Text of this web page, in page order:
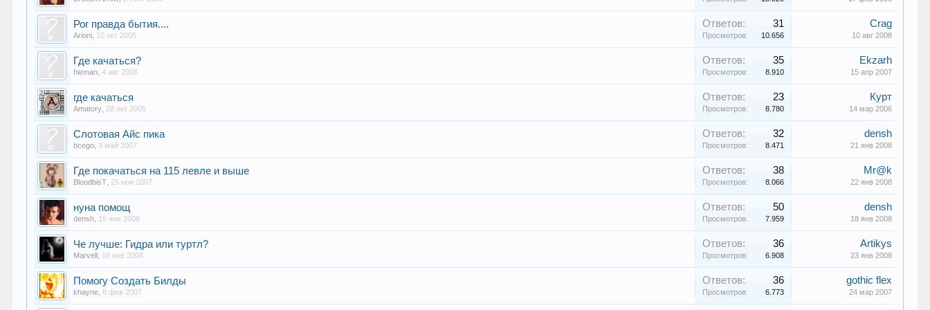
Рог правда бытия....
Arioni 10 окт 2005
Ответов: 31
Просмотров: 10.656
Crag
10 авг 2008
Где качаться?
hieman ,4 авг 2006
Ответов: 35
Просмотров: 8.910
Ekzarh
15 апр 2007
где качаться
Amatory 28 окт 2005
Ответов: 23
Просмотров: 8.780
Курт
14 мар 2006
Слотовая Айс пика
bcego 3 май 2007
Ответов: 32
Просмотров: 8.471
densh
21 янв 2008
Где покачаться на 115 левле и выше
BloodbisT 25 ноя 2007
Ответов: 38
Просмотров: 8.066
Mr@k
22 янв 2008
нуна помощ
densh 15 янв 2008
Ответов: 50
Просмотров: 7.959
densh
18 янв 2008
Че лучше: Гидра или туртл?
Marvell 18 янв 2008
Ответов: 36
Просмотров: 6.908
Artikys
23 янв 2008
Помогу Создать Билды
khayne ,8 фев 2007
Ответов: 36
Просмотров: 6.773
gothic flex
24 мар 2007